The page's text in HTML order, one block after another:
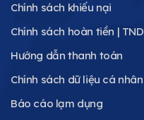
Chính sách khiếu nại
Chính sách hoàn tiền | TND
Hướng dẫn thanh toán
Chính sách dữ liệu cá nhân
Báo cáo lạm dụng